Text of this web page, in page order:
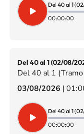
00:00:00
Del 40 al 1 (02/08/
Del 40 al 1
03/08/2026 |
00:00:00